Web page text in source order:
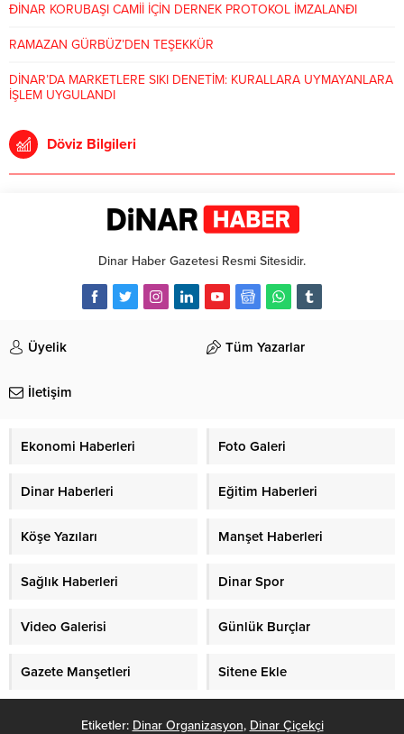
ÐİNAR KORUBAŞI CAMİİ İÇİN DERNEK PROTOKOL İMZALANÐI
RAMAZAN GÜRBÜZ’DEN TEŞEKKÜR
DİNAR’DA MARKETLERE SIKI DENETİM: KURALLARA UYMAYANLARA
İŞLEM UYGULANDI
Döviz Bilgileri
Dinar Haber Gazetesi Resmi Sitesidir.
Üyelik Tüm Yazarlar
İletişim
Ekonomi Haberleri Foto Galeri
Dinar Haberleri Eğitim Haberleri
Köşe Yazıları Manşet Haberleri
Sağlık Haberleri Dinar Spor
Video Galerisi Günlük Burçlar
Gazete Manşetleri Sitene Ekle
Etiketler: Dinar Organizasyon, Dinar Çiçekçi